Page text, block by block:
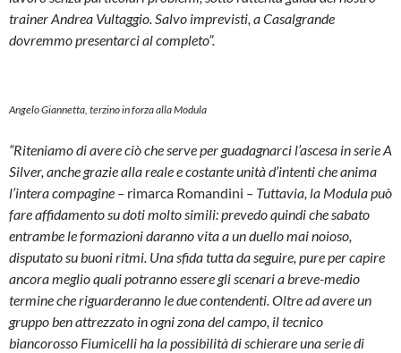
trainer Andrea Vultaggio. Salvo imprevisti, a Casalgrande
dovremmo presentarci al completo”.
Angelo Giannetta, terzino in forza alla Modula
“Riteniamo di avere ciò che serve per guadagnarci l’ascesa in serie A
Silver, anche grazie alla reale e costante unità d’intenti che anima
l’intera compagine – rimarca Romandini – Tuttavia, la Modula può
fare affidamento su doti molto simili: prevedo quindi che sabato
entrambe le formazioni daranno vita a un duello mai noioso,
disputato su buoni ritmi. Una sfida tutta da seguire, pure per capire
ancora meglio quali potranno essere gli scenari a breve-medio
termine che riguarderanno le due contendenti. Oltre ad avere un
gruppo ben attrezzato in ogni zona del campo, il tecnico
biancorosso Fiumicelli ha la possibilità di schierare una serie di